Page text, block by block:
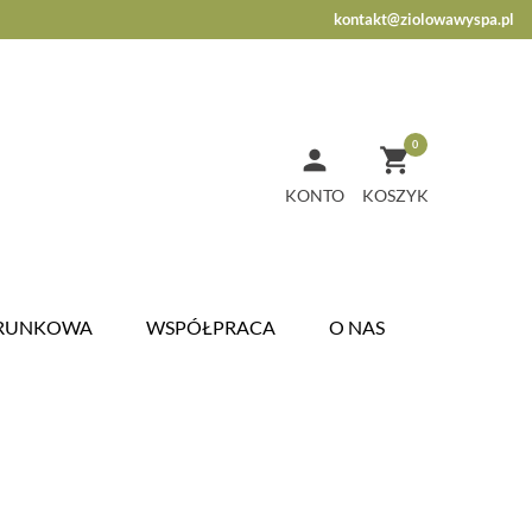
kontakt@ziolowawyspa.pl
0

KONTO
WSPÓŁPRACA O NAS